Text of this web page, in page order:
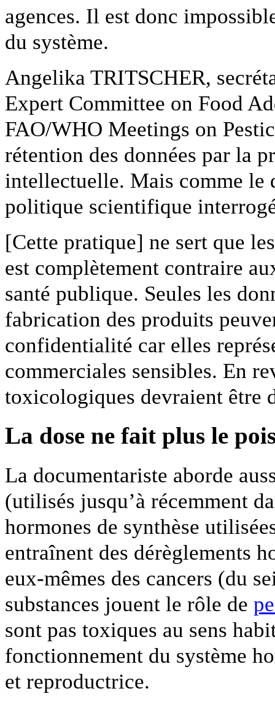
agences. Il est donc
du système.
Angelika TRITSCHER,
Expert Committee on Food
FAO/WHO Meetings on
rétention des données par la
intellectuelle. Mais comme
politique scientifique
[Cette pratique] ne sert que
est complètement contraire
santé publique. Seules les
fabrication des produits
confidentialité car elles
commerciales sensibles. En
toxicologiques devraient être
La dose ne fait plus le
La documentariste aborde
(utilisés jusqu’à récemment
hormones de synthèse
entraînent des dérèglements
eux-mêmes des cancers (du
substances jouent le rôle de
sont pas toxiques au sens
fonctionnement du système
et reproductrice.